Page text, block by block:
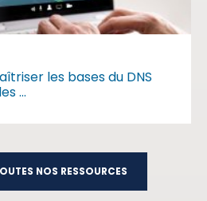
les bases du DNS
...
NOS RESSOURCES